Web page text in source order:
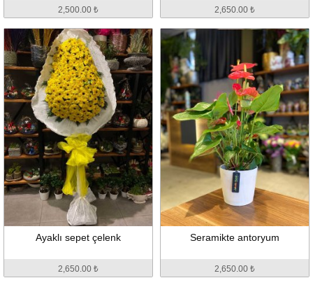
2,500.00 ₺ 2,650.00 ₺
Ayaklı sepet çelenk
2,650.00 ₺
Seramikte antoryum
2,650.00 ₺